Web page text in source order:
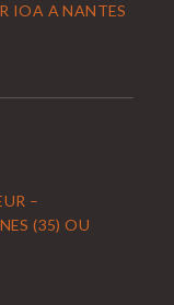
IOA A NANTES
–
(35) OU